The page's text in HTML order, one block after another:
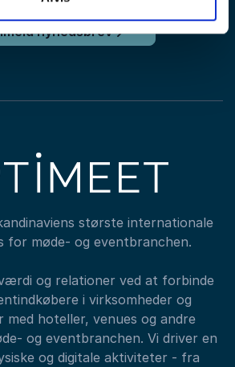
nyhedsbrev
største internationale
for møde- og eventbranchen.
og relationer ved at forbinde
i virksomheder og
med hoteller, venues og andre
og eventbranchen. Vi driver en
og digitale aktiviteter - fra